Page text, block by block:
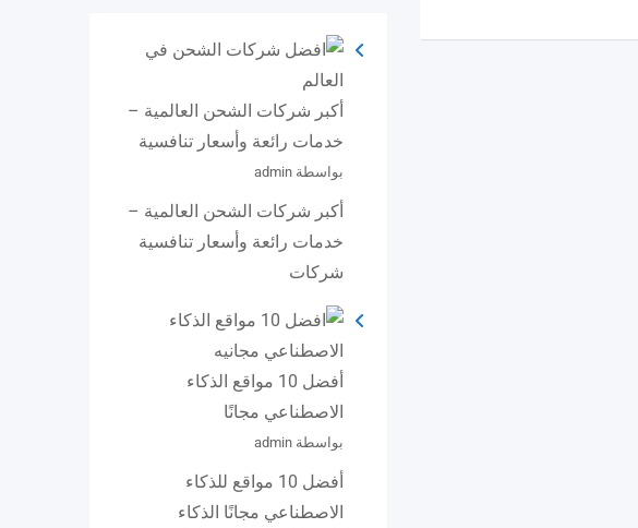
أكبر شركات الشحن العالمية –
خدمات رائعة وأسعار تنافسية
بواسطة admin
أكبر شركات الشحن العالمية –
خدمات رائعة وأسعار تنافسية
شركات
أفضل 10 مواقع الذكاء
الاصطناعي مجانًا
بواسطة admin
أفضل 10 مواقع للذكاء
الاصطناعي مجانًا الذكاء